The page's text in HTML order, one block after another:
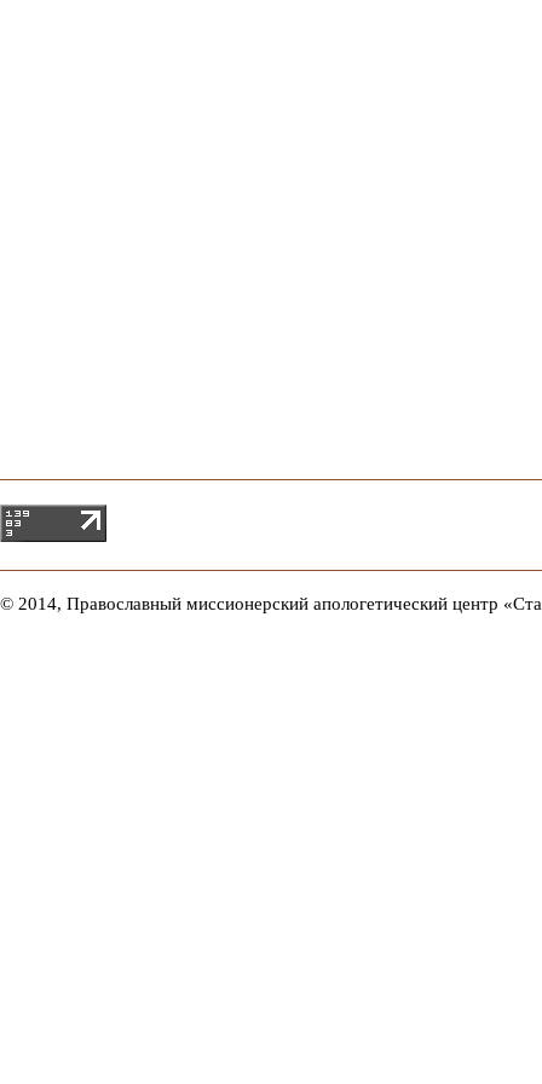
© 2014, Православный миссионерский апологетический центр